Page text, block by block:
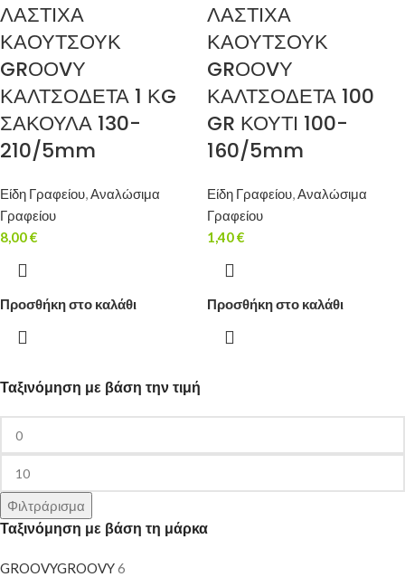
Ταξινόμηση με βάση την τιμή
Φιλτράρισμα
Ταξινόμηση με βάση τη μάρκα
GROOVYGROOVY6
ΛΑΣΤΙΧΑ
ΚΑΟΥΤΣΟΥΚ
GRΟΟVΥ
ΚΑΛΤΣΟΔΕΤΑ 1 ΚG
ΣΑΚΟΥΛΑ 130-
210/5mm
Είδη Γραφείου,Αναλώσιμα
Γραφείου
8,00€
Προσθήκη στο καλάθι
ΛΑΣΤΙΧΑ
ΚΑΟΥΤΣΟΥΚ
GRΟΟVΥ
ΚΑΛΤΣΟΔΕΤΑ 100
GR ΚΟΥΤΙ 100-
160/5mm
Είδη Γραφείου,Αναλώσιμα
Γραφείου
1,40€
Προσθήκη στο καλάθι